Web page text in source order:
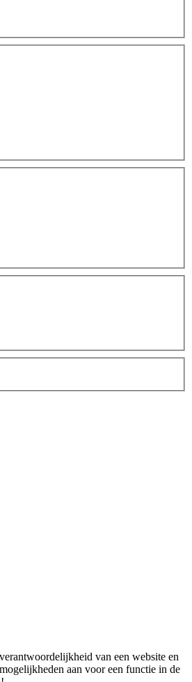
van een website en
aan voor een functie in de